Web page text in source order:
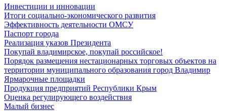
Инвестиции и инновации
Итоги социально-экономического развития
Эффективность деятельности ОМСУ
Паспорт города
Реализация указов Президента
Покупай владимирское, покупай российское!
Порядок размещения нестационарных торговых объектов на
территории муниципального образования город Владимир
Ярмарочные площадки
Продукция предприятий Республики Крым
Оценка регулирующего воздействия
Малый бизнес